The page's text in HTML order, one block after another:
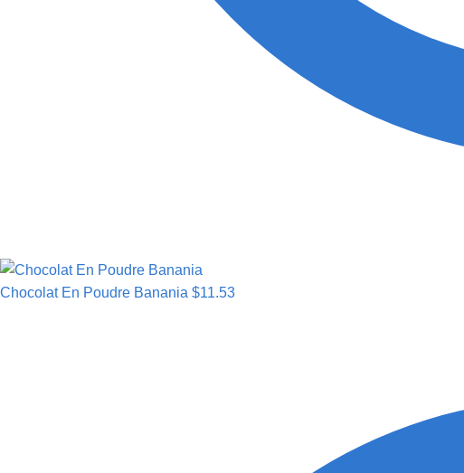
Chocolat En Poudre Banania $11.53